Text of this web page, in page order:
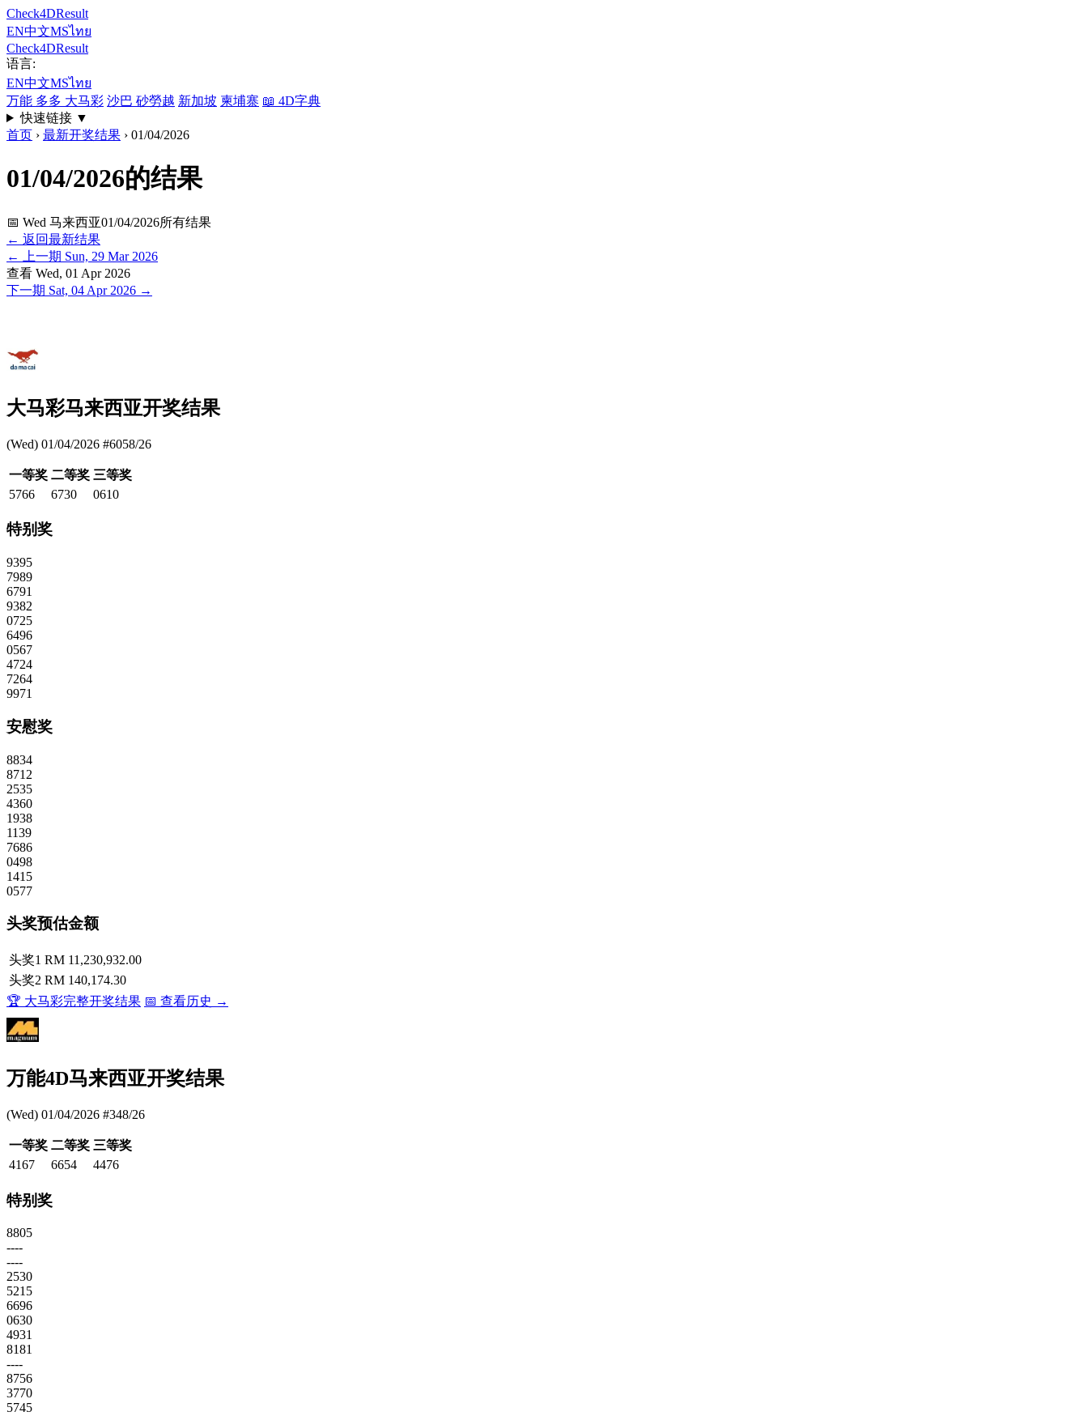
Check4DResult
EN中文MSไทย
Check4DResult
语言:
EN中文MSไทย
万能 多多 大马彩 沙巴 砂勞越 新加坡 柬埔寨 📖 4D字典
快速链接 ▼
首页 › 最新开奖结果 › 01/04/2026
01/04/2026的结果
📅 Wed 马来西亚01/04/2026所有结果
← 返回最新结果
←
上一期 Sun, 29 Mar 2026
查看 Wed, 01 Apr 2026
下一期 Sat, 04 Apr 2026 →
大马彩马来西亚开奖结果
(Wed) 01/04/2026 #6058/26
一等奖 二等奖 三等奖
5766
6730 0610
特别奖
9395
7989
6791
9382
0725
6496
0567
4724
7264
9971
安慰奖
8834
8712
2535
4360
1938
1139
7686
0498
1415
0577
头奖预估金额
头奖1 RM 11,230,932.00
头奖2 RM 140,174.30
🏆 大马彩完整开奖结果 📅 查看历史 →
万能4D马来西亚开奖结果
(Wed) 01/04/2026 #348/26
一等奖 二等奖 三等奖
4167
6654 4476
特别奖
8805
----
----
2530
5215
6696
0630
4931
8181
----
8756
3770
5745